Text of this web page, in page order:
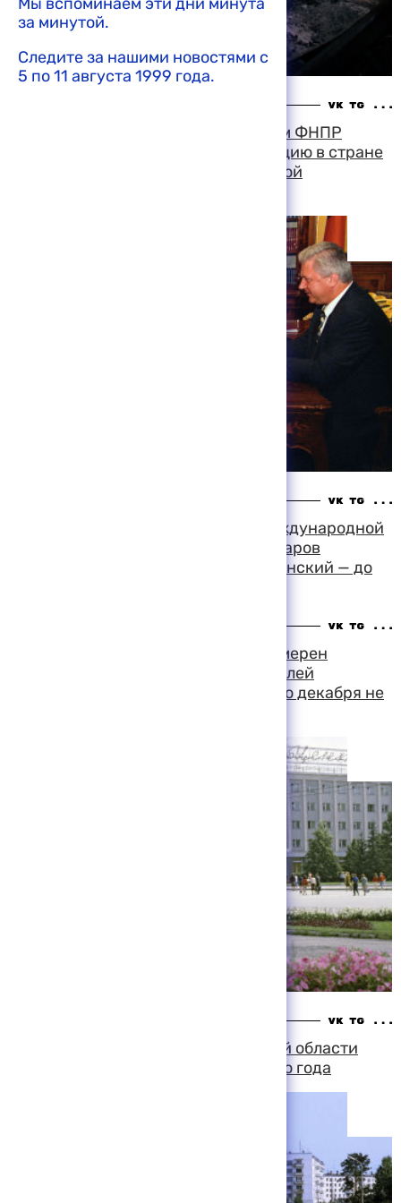
Владимир Путин обсудил с лидером ФНПР
Михаилом Шмаковым общую ситуацию в стране
и проблемы повышения минимальной
Российский офицер из состава международной
полиции в Косово получает 75 долларов
командировочных в сутки, американский — до
Глава администрации Барнаула намерен
"освободить от работы" руководителей
жилищных организаций, которые до декабря не
Зарплаты бюджетникам в Пермской области
повысят в четвертом квартале этого года
за минутой.
Следите за нашими новостями с
5 по 11 августа 1999 года.